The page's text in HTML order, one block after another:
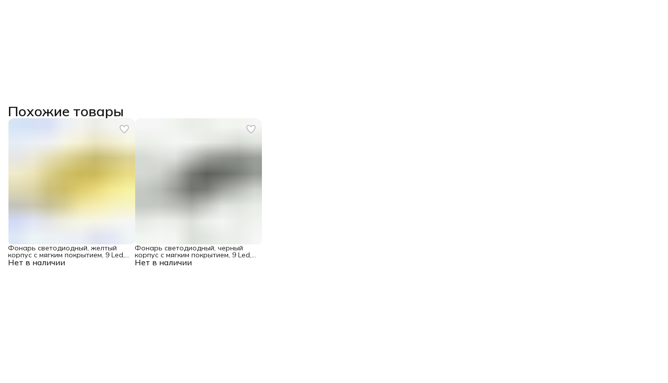
Похожие товары
Нет в наличии
Фонарь светодиодный, желтый
корпус с мягким покрытием, 9 Led,
3хААА Denzel Нет в наличии
Фонарь светодиодный, черный
корпус с мягким покрытием, 9 Led,
3хААА Denzel